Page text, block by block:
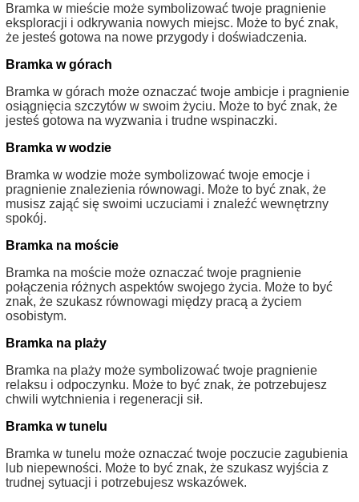
Bramka w mieście może symbolizować twoje pragnienie
eksploracji i odkrywania nowych miejsc. Może to być znak,
że jesteś gotowa na nowe przygody i doświadczenia.
Bramka w górach
Bramka w górach może oznaczać twoje ambicje i pragnienie
osiągnięcia szczytów w swoim życiu. Może to być znak, że
jesteś gotowa na wyzwania i trudne wspinaczki.
Bramka w wodzie
Bramka w wodzie może symbolizować twoje emocje i
pragnienie znalezienia równowagi. Może to być znak, że
musisz zająć się swoimi uczuciami i znaleźć wewnętrzny
spokój.
Bramka na moście
Bramka na moście może oznaczać twoje pragnienie
połączenia różnych aspektów swojego życia. Może to być
znak, że szukasz równowagi między pracą a życiem
osobistym.
Bramka na plaży
Bramka na plaży może symbolizować twoje pragnienie
relaksu i odpoczynku. Może to być znak, że potrzebujesz
chwili wytchnienia i regeneracji sił.
Bramka w tunelu
Bramka w tunelu może oznaczać twoje poczucie zagubienia
lub niepewności. Może to być znak, że szukasz wyjścia z
trudnej sytuacji i potrzebujesz wskazówek.